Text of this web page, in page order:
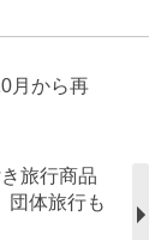
月から再
旅行商品
団体旅行も